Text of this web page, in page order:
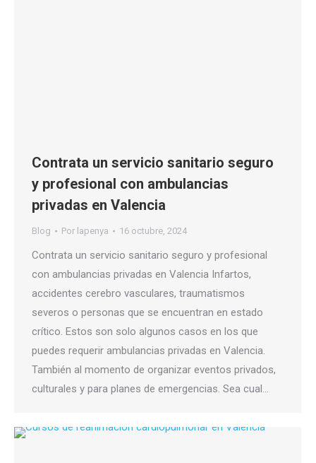
Contrata un servicio sanitario seguro
y profesional con ambulancias
privadas en Valencia
Blog Por lapenya 16 octubre, 2024
Contrata un servicio sanitario seguro y profesional
con ambulancias privadas en Valencia Infartos,
accidentes cerebro vasculares, traumatismos
severos o personas que se encuentran en estado
crítico. Estos son solo algunos casos en los que
puedes requerir ambulancias privadas en Valencia.
También al momento de organizar eventos privados,
culturales y para planes de emergencias. Sea cual…